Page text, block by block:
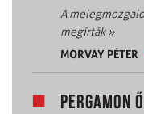
A
megírták»
MORVAY PÉTER
PERGAMON